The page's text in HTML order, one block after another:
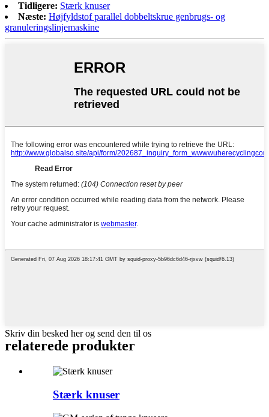
Tidligere: Stærk knuser
Næste: Højfyldstof parallel dobbeltskrue genbrugs- og
granuleringslinjemaskine
Skriv din besked her og send den til os
relaterede produkter
Stærk knuser